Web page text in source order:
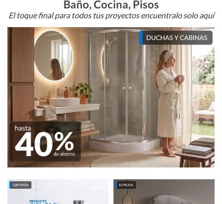
Baño, Cocina, Pisos
El toque final para todos tus proyectos encuentralo solo aquí